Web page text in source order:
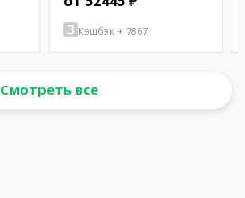
Кэшбэк + 7867
Смотреть все